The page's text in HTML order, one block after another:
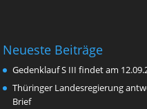
Neueste Beiträge
Gedenklauf S III findet am
Thüringer Landesregierung
Brief